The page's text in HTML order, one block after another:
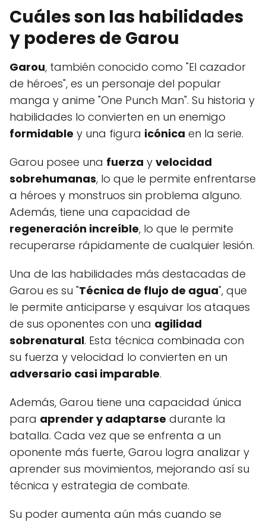
Cuáles son las habilidades
y poderes de Garou
Garou, también conocido como "El cazador
de héroes", es un personaje del popular
manga y anime "One Punch Man". Su historia y
habilidades lo convierten en un enemigo
formidable y una figura icónica en la serie.
Garou posee una fuerza y velocidad
sobrehumanas, lo que le permite enfrentarse
a héroes y monstruos sin problema alguno.
Además, tiene una capacidad de
regeneración increíble, lo que le permite
recuperarse rápidamente de cualquier lesión.
Una de las habilidades más destacadas de
Garou es su "Técnica de flujo de agua", que
le permite anticiparse y esquivar los ataques
de sus oponentes con una agilidad
sobrenatural. Esta técnica combinada con
su fuerza y velocidad lo convierten en un
adversario casi imparable.
Además, Garou tiene una capacidad única
para aprender y adaptarse durante la
batalla. Cada vez que se enfrenta a un
oponente más fuerte, Garou logra analizar y
aprender sus movimientos, mejorando así su
técnica y estrategia de combate.
Su poder aumenta aún más cuando se